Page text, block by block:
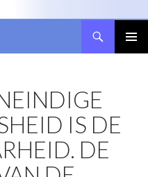
IS DE
DE